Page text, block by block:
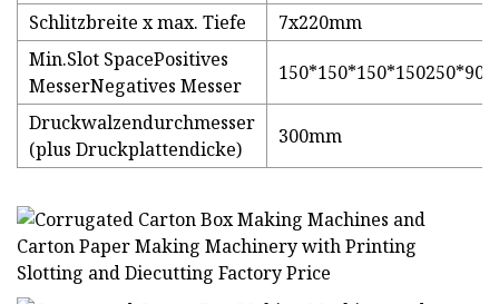
Schlitzbreite x max. Tiefe
7x220mm
Min.Slot SpacePositives
MesserNegatives Messer
Druckwalzendurchmesser
(plus Druckplattendicke)
300mm